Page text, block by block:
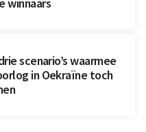
scenario’s waarmee
in Oekraïne toch